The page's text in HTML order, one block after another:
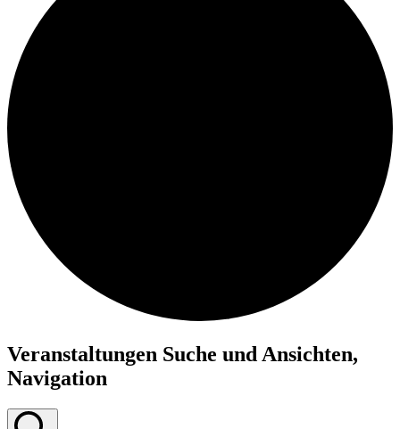
Veranstaltungen Suche und Ansichten,
Navigation